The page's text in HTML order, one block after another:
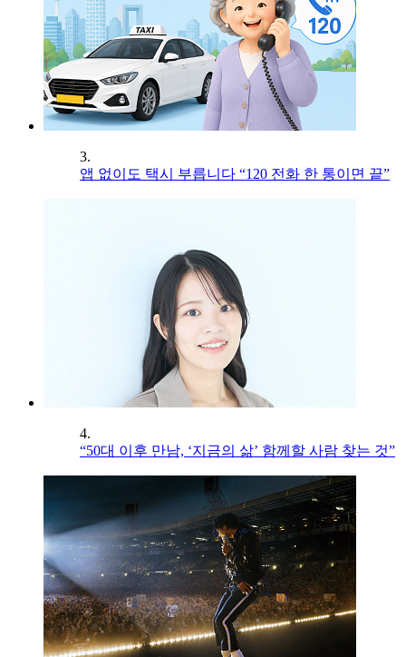
3.
앱 없이도 택시 부릅니다 “120 전화 한 통이면 끝”
4.
“50대 이후 만남, ‘지금의 삶’ 함께할 사람 찾는 것”